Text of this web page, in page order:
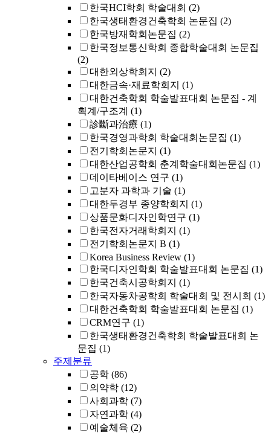
한국HCI학회 학술대회 (2)
한국생태환경건축학회 논문집 (2)
한국방재학회논문집 (2)
한국정보통신학회 종합학술대회 논문집
(2)
대한외상학회지 (2)
대한금속·재료학회지 (1)
대한건축학회 학술발표대회 논문집 - 계
획계/구조계 (1)
診斷과治療 (1)
한국경영과학회 학술대회논문집 (1)
전기학회논문지 (1)
대한산업공학회 춘계학술대회논문집 (1)
데이타베이스 연구 (1)
고분자 과학과 기술 (1)
대한두경부 종양학회지 (1)
상품문화디자인학연구 (1)
한국전자거래학회지 (1)
전기학회논문지 B (1)
Korea Business Review (1)
한국디자인학회 학술발표대회 논문집 (1)
한국건축시공학회지 (1)
한국자동차공학회 학술대회 및 전시회 (1)
대한건축학회 학술발표대회 논문집 (1)
CRM연구 (1)
한국생태환경건축학회 학술발표대회 논
문집 (1)
주제분류
공학 (86)
의약학 (12)
사회과학 (7)
자연과학 (4)
예술체육 (2)